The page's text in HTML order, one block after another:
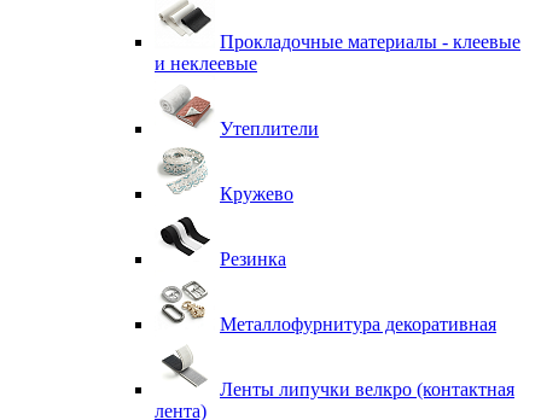
Прокладочные материалы - клеевые
и неклеевые
Утеплители
Кружево
Резинка
Металлофурнитура декоративная
Ленты липучки велкро (контактная
лента)